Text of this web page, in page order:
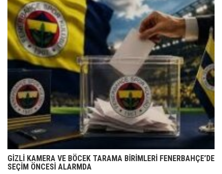
GİZLİ KAMERA VE BÖCEK TARAMA BİRİMLERİ FENERBAHÇE’DE
SEÇİM ÖNCESİ ALARMDA